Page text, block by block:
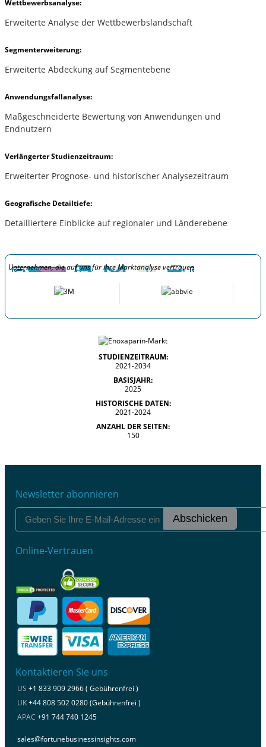
Wettbewerbsanalyse:
Erweiterte Analyse der Wettbewerbslandschaft
Segmenterweiterung:
Erweiterte Abdeckung auf Segmentebene
Anwendungsfallanalyse:
Maßgeschneiderte Bewertung von Anwendungen und
Endnutzern
Verlängerter Studienzeitraum:
Erweiterter Prognose- und historischer Analysezeitraum
Geografische Detailtiefe:
Detailliertere Einblicke auf regionaler und Länderebene
Unternehmen, die auf uns für ihre Marktanalyse vertrauen
STUDIENZEITRAUM:
2021-2034
BASISJAHR:
2025
HISTORISCHE DATEN:
2021-2024
ANZAHL DER SEITEN:
150
Newsletter abonnieren
Abschicken
Online-Vertrauen
Kontaktieren Sie uns
US +1 833 909 2966 ( Gebührenfrei )
UK+44 808 502 0280 (Gebührenfrei )
APAC +91 744 740 1245
sales@fortunebusinessinsights.com